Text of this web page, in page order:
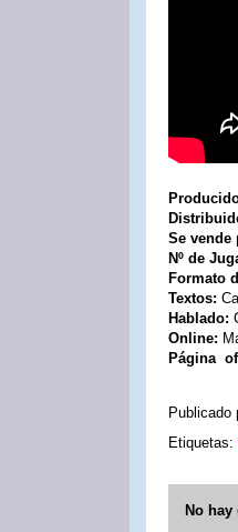
Se vende
Nº de
Formato
Textos:
Hablado:
Online:
Página
Publicado
Etiquetas:
No hay